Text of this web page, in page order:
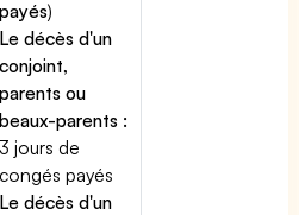
payés)
Le décès d'un
conjoint,
parents ou
beaux-parents :
3 jours de
congés payés
Le décès d'un